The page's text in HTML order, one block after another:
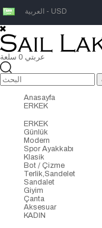
العربية - USD
عربتي 0 سلعة
Anasayfa
ERKEK
ERKEK
Günlük
Modern
Spor Ayakkabı
Klasik
Bot / Çizme
Terlik,Sandelet
Sandalet
Giyim
Çanta
Aksesuar
KADIN